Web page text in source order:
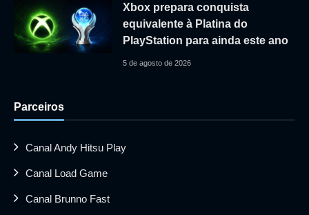
Xbox prepara conquista
equivalente à Platina do
PlayStation para ainda este ano
5 de agosto de 2026
Parceiros
Canal Andy Hitsu Play
Canal Load Game
Canal Brunno Fast